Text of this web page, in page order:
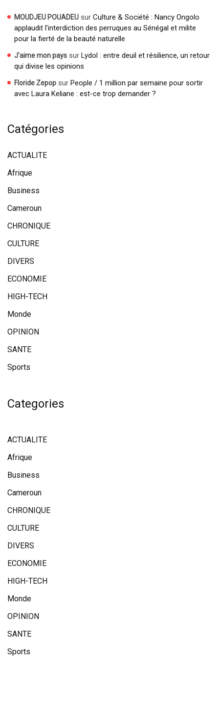
MOUDJEU POUADEU sur Culture & Société : Nancy Ongolo
applaudit l’interdiction des perruques au Sénégal et milite
pour la fierté de la beauté naturelle
J'aime mon pays sur Lydol : entre deuil et résilience, un retour
qui divise les opinions
Floride Zepop sur People / 1 million par semaine pour sortir
avec Laura Keliane : est-ce trop demander ?
Catégories
ACTUALITE
Afrique
Business
Cameroun
CHRONIQUE
CULTURE
DIVERS
ECONOMIE
HIGH-TECH
Monde
OPINION
SANTE
Sports
Categories
ACTUALITE
Afrique
Business
Cameroun
CHRONIQUE
CULTURE
DIVERS
ECONOMIE
HIGH-TECH
Monde
OPINION
SANTE
Sports